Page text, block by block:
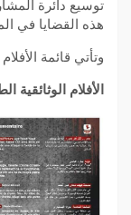
توسيع دائرة
هذه القضايا في
وتأتي قائمة
الأفلام الوثائقية